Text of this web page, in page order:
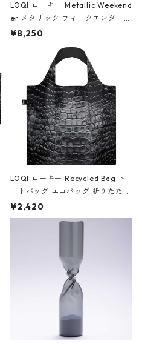
LOQI ローキー Metallic Weekend
er メタリック ウィークエンダー
ボストンバッグ ショルダーバッグ
Black ジャン=ミッシェル・バスキ
ア/クラウン ブラック
¥8,250
LOQI ローキー Recycled Bag ト
ートバッグ エコバッグ 折りたたみ
大きめ 撥水加工 収納ポーチ CRO
CODILE/Black クロコダイル/ブラ
¥2,420